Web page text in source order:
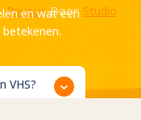
en wat een
VHS?
PrivacyDoor: Studio